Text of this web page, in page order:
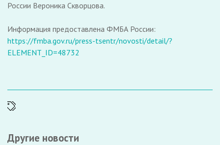
России Вероника Скворцова.
Информация предоставлена ФМБА России:
https://fmba.gov.ru/press-tsentr/novosti/detail/?
ELEMENT_ID=48732
Другие новости